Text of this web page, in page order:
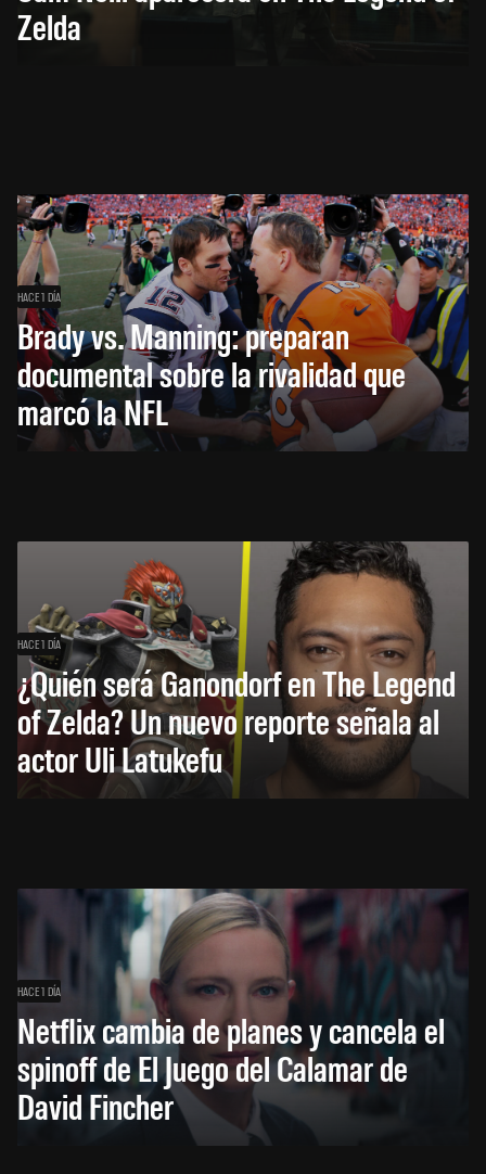
Zelda
HACE 1 DÍA
Brady vs. Manning: preparan
documental sobre la rivalidad que
marcó la NFL
HACE 1 DÍA
¿Quién será Ganondorf en The Legend
of Zelda? Un nuevo reporte señala al
actor Uli Latukefu
HACE 1 DÍA
Netflix cambia de planes y cancela el
spinoff de El Juego del Calamar de
David Fincher